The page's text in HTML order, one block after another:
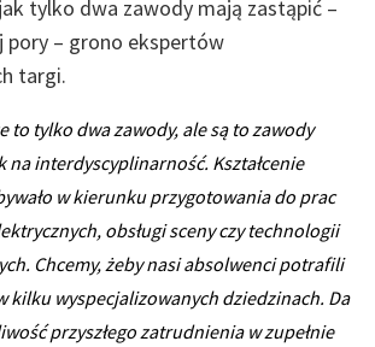
tylko dwa zawody mają zastąpić –
pory – grono ekspertów
targi.
to tylko dwa zawody, ale są to zawody
na interdyscyplinarność. Kształcenie
w kierunku przygotowania do prac
obsługi sceny czy technologii
Chcemy, żeby nasi absolwenci potrafili
kilku wyspecjalizowanych dziedzinach. Da
przyszłego zatrudnienia w zupełnie